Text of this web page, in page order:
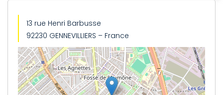
13 rue Henri Barbusse
92230 GENNEVILLIERS – France